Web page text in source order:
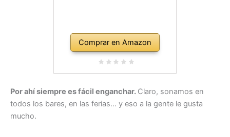
Comprar en Amazon
Por ahí siempre es fácil enganchar. Claro, sonamos en
todos los bares, en las ferias… y eso a la gente le gusta
mucho.